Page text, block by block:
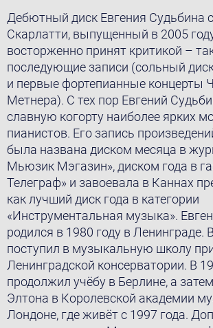
Дебютный диск Евгения Судьбина
Скарлатти, выпущенный в 2005
восторженно принят критикой –
последующие записи (сольный
и первые фортепианные концерты
Метнера). С тех пор Евгений
славную когорту наиболее ярких
пианистов. Его запись
была названа диском месяца в
Мьюзик Мэгазин», диском года в
Телеграф» и завоевала в Каннах
как лучший диск года в категории
«Инструментальная музыка».
родился в 1980 году в Ленинграде.
поступил в музыкальную школу
Ленинградской консерватории. В
продолжил учёбу в Берлине, а
Элтона в Королевской академии
Лондоне, где живёт с 1997 года.